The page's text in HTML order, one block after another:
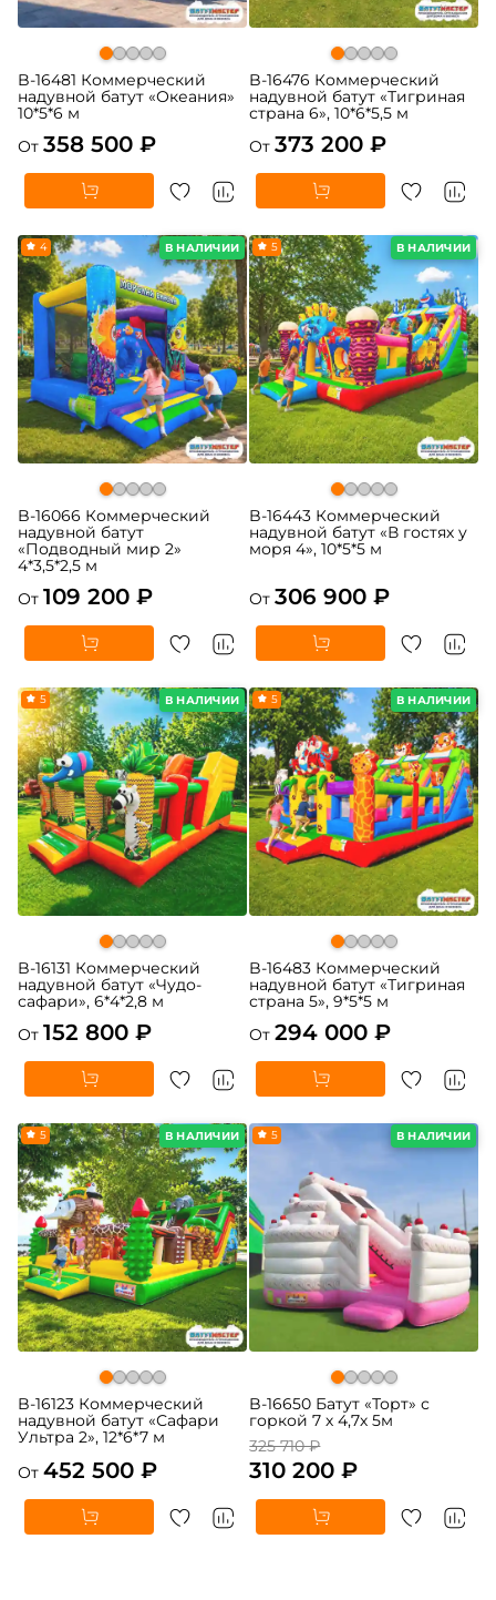
B-16481 Коммерческий
надувной батут «Океания»
10*5*6 м
От 358 500 ₽
B-16476 Коммерческий
надувной батут «Тигриная
страна 6», 10*6*5,5 м
От 373 200 ₽
В НАЛИЧИИ
4
B-16066 Коммерческий
надувной батут
«Подводный мир 2»
4*3,5*2,5 м
От 109 200 ₽
В НАЛИЧИИ
5
B-16443 Коммерческий
надувной батут «В гостях у
моря 4», 10*5*5 м
От 306 900 ₽
В НАЛИЧИИ
5
B-16131 Коммерческий
надувной батут «Чудо-
сафари», 6*4*2,8 м
От 152 800 ₽
В НАЛИЧИИ
5
B-16483 Коммерческий
надувной батут «Тигриная
страна 5», 9*5*5 м
От 294 000 ₽
В НАЛИЧИИ
5
B-16123 Коммерческий
надувной батут «Сафари
Ультра 2», 12*6*7 м
От 452 500 ₽
В НАЛИЧИИ
-5%
B-16650 Батут «Торт» с
горкой 7 х 4,7х 5м
325 710 ₽
310 200 ₽